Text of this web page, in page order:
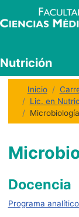
Inicio
Lic. en
Docencia
Programa
Nutrición